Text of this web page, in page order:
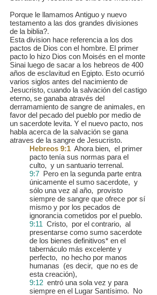
Porque le llamamos Antiguo y nuevo
testamento a las dos grandes divisiones
de la biblia?.
Esta division hace referencia a los dos
pactos de Dios con el hombre. El primer
pacto lo hizo Dios con Moisés en el monte
Sinai luego de sacar a los hebreos de 400
años de esclavitud en Egipto. Esto ocurrió
varios siglos antes del nacimiento de
Jesucristo, cuando la salvación del castigo
eterno, se ganaba através del
derramamiento de sangre de animales, en
favor del pecado del pueblo por medio de
un sacerdote levita. Y el nuevo pacto, nos
habla acerca de la salvación se gana
atraves de la sangre de Jesucristo.
Hebreos 9:1 Ahora bien, el primer
pacto tenía sus normas para el
culto, y un santuario terrenal.
9:7 Pero en la segunda parte entra
únicamente el sumo sacerdote, y
sólo una vez al año, provisto
siempre de sangre que ofrece por sí
mismo y por los pecados de
ignorancia cometidos por el pueblo.
9:11 Cristo, por el contrario, al
presentarse como sumo sacerdote
de los bienes definitivos* en el
tabernáculo más excelente y
perfecto, no hecho por manos
humanas (es decir, que no es de
esta creación),
9:12 entró una sola vez y para
siempre en el Lugar Santísimo. No